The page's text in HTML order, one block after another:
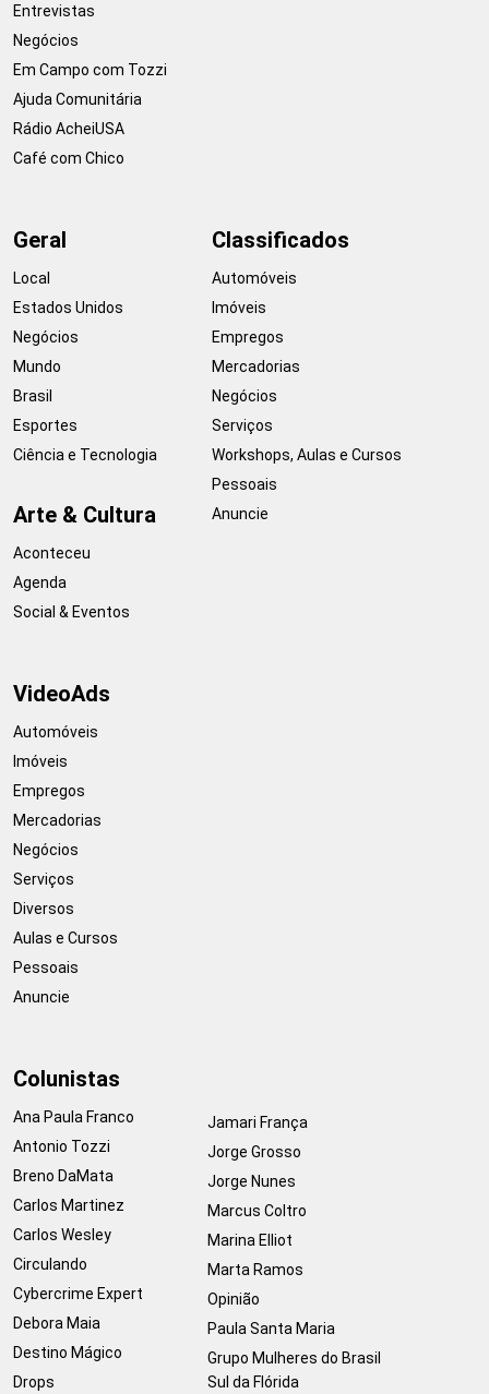
Entrevistas
Negócios
Em Campo com Tozzi
Ajuda Comunitária
Rádio AcheiUSA
Café com Chico
Geral
Local
Estados Unidos
Negócios
Mundo
Brasil
Esportes
Ciência e Tecnologia
Arte & Cultura
Aconteceu
Agenda
Social & Eventos
Classificados
Automóveis
Imóveis
Empregos
Mercadorias
Negócios
Serviços
Workshops, Aulas e Cursos
Pessoais
Anuncie
VideoAds
Automóveis
Imóveis
Empregos
Mercadorias
Negócios
Serviços
Diversos
Aulas e Cursos
Pessoais
Anuncie
Colunistas
Ana Paula Franco
Antonio Tozzi
Breno DaMata
Carlos Martinez
Carlos Wesley
Circulando
Cybercrime Expert
Debora Maia
Destino Mágico
Drops
Jamari França
Jorge Grosso
Jorge Nunes
Marcus Coltro
Marina Elliot
Marta Ramos
Opinião
Paula Santa Maria
Grupo Mulheres do Brasil
Sul da Flórida